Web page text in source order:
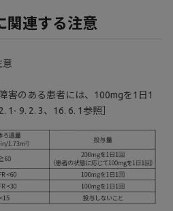
関連する注意
意
害のある患者には、100mgを1日1
1- 9. 2. 3、16. 6. 1参照］